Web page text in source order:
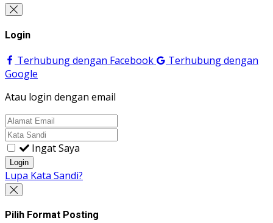
Login
Terhubung dengan Facebook
Terhubung dengan
Google
Atau login dengan email
Ingat Saya
Login
Lupa Kata Sandi?
Pilih Format Posting